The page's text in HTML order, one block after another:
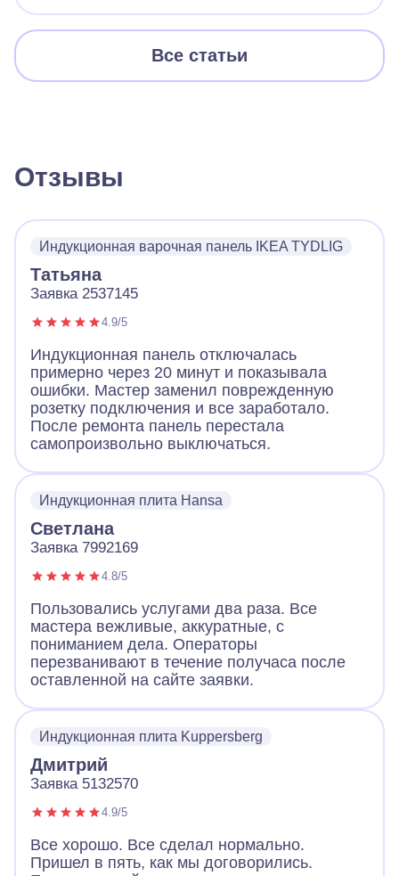
Все статьи
Отзывы
Индукционная варочная панель IKEA TYDLIG
Татьяна
Заявка 2537145
4.9/5
Индукционная панель отключалась
примерно через 20 минут и показывала
ошибки. Мастер заменил поврежденную
розетку подключения и все заработало.
После ремонта панель перестала
самопроизвольно выключаться.
Индукционная плита Hansa
Светлана
Заявка 7992169
4.8/5
Пользовались услугами два раза. Все
мастера вежливые, аккуратные, с
пониманием дела. Операторы
перезванивают в течение получаса после
оставленной на сайте заявки.
Индукционная плита Kuppersberg
Дмитрий
Заявка 5132570
4.9/5
Все хорошо. Все сделал нормально.
Пришел в пять, как мы договорились.